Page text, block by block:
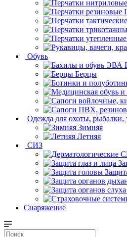
Обувь
Берцы
Одежда для охоты, рыбалки,
Зимняя
Летняя
СИЗ
Снаряжение